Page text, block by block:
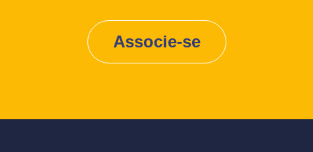
Associe-se